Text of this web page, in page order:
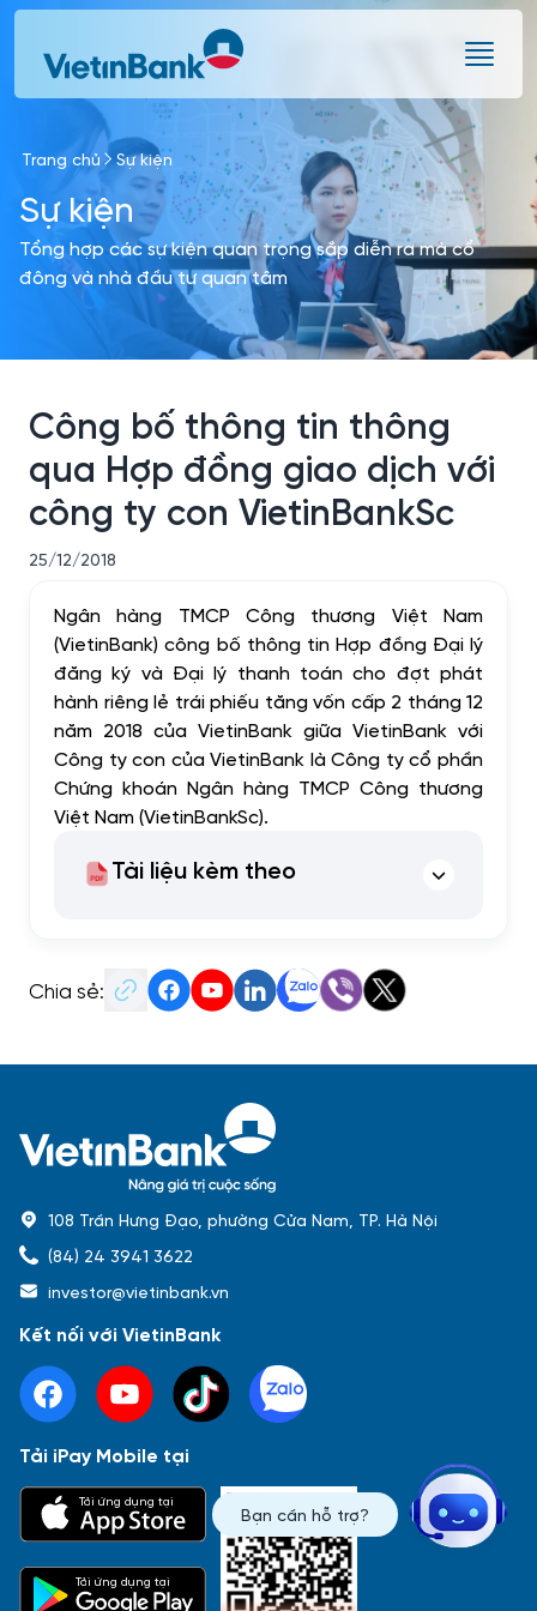
Skip to Main Content
Báo cáo tài chính Thông tin giao dịch
Sự kiện
Trang chủ Sự kiện
Sự kiện
Tổng hợp các sự kiện quan trọng sắp diễn ra mà cổ
đông và nhà đầu tư quan tâm
Công bố thông tin thông
qua Hợp đồng giao dịch với
công ty con VietinBankSc
25/12/2018
Ngân hàng TMCP Công thương Việt Nam
(VietinBank) công bố thông tin Hợp đồng Đại lý
đăng ký và Đại lý thanh toán cho đợt phát
hành riêng lẻ trái phiếu tăng vốn cấp 2 tháng 12
năm 2018 của VietinBank giữa VietinBank với
Công ty con của VietinBank là Công ty cổ phần
Chứng khoán Ngân hàng TMCP Công thương
Việt Nam (VietinBankSc).
Tài liệu kèm theo
Chia sẻ:
Bạn cần hỗ trợ?
108 Trần Hưng Đạo, phường Cửa Nam, TP. Hà Nội
(84) 24 3941 3622
investor@vietinbank.vn
Kết nối với VietinBank
Tải iPay Mobile tại
Tải ứng dụng tại
Tải ứng dụng tại